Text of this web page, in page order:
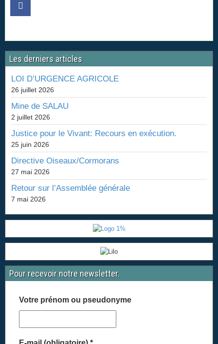
Les derniers articles
LOI D’URGENCE AGRICOLE
26 juillet 2026
Mine de SALAU
2 juillet 2026
Justice pour le Vivant: Recours en exécution.
25 juin 2026
Directive Oiseaux/Cormorans
27 mai 2026
Retour sur l’Assemblée générale
7 mai 2026
Pour recevoir notre newsletter.
Votre prénom ou pseudonyme